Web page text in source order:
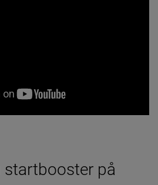
startbooster på